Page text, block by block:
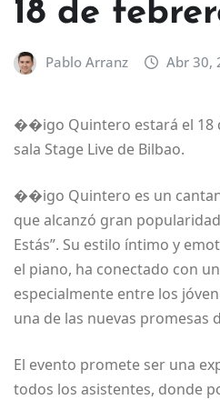
18 de
Pablo Arranz Abr 30,
��igo Quintero estará el 18
sala Stage Live de Bilbao.
��igo Quintero es un
que alcanzó gran
Estás”. Su estilo íntimo y
el piano, ha conectado con
especialmente entre los
una de las nuevas promesas
El evento promete ser una
todos los asistentes, donde